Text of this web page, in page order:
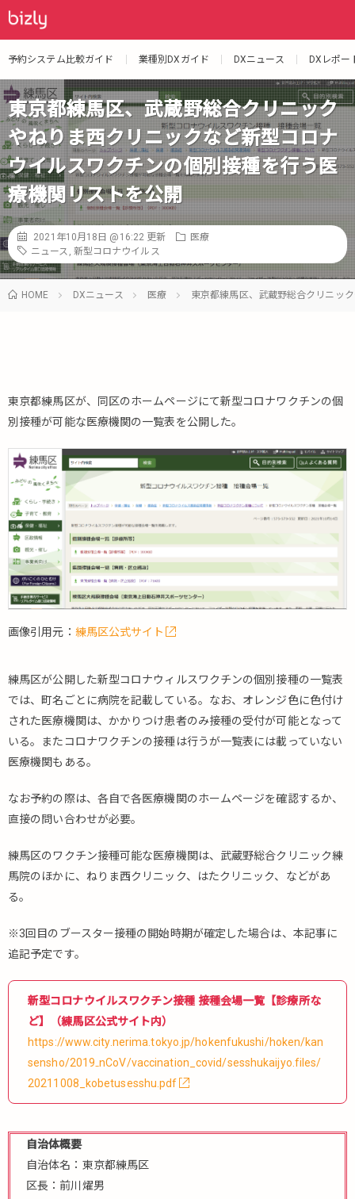
予約システム比較ガイド 業種別DXガイド DXニュース DXレポー
東京都練馬区、武蔵野総合クリニック
やねりま西クリニックなど新型コロナ
ウイルスワクチンの個別接種を行う医
療機関リストを公開
2021年10月18日 @16:22 更新
医療
ニュース , 新型コロナウイルス
HOME DXニュース 医療 東京都練馬区、武蔵野総合クリニッ
東京都練馬区が、同区のホームページにて新型コロナワクチンの個
別接種が可能な医療機関の一覧表を公開した。
画像引用元： 練馬区公式サイト
練馬区が公開した新型コロナウィルスワクチンの個別接種の一覧表
では、町名ごとに病院を記載している。なお、オレンジ色に色付け
された医療機関は、かかりつけ患者のみ接種の受付が可能となって
いる。またコロナワクチンの接種は行うが一覧表には載っていない
医療機関もある。
なお予約の際は、各自で各医療機関のホームページを確認するか、
直接の問い合わせが必要。
練馬区のワクチン接種可能な医療機関は、武蔵野総合クリニック練
馬院のほかに、ねりま西クリニック、はたクリニック、などがあ
る。
※3回目のブースター接種の開始時期が確定した場合は、本記事に
追記予定です。
新型コロナウイルスワクチン接種 接種会場一覧【診療所な
ど】（練馬区公式サイト内）
https://www.city.nerima.tokyo.jp/hokenfukushi/hoken/kan
sensho/2019₋nCoV/vaccination_covid/sesshukaijyo.files/
20211008_kobetusesshu.pdf
自治体概要
自治体名：東京都練馬区
区長：前川燿男